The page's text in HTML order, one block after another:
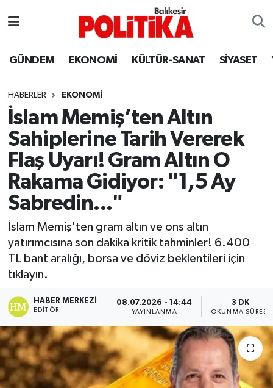
GÜNDEM EKONOMİ KÜLTÜR-SANAT SİYASET
HABERLER EKONOMİ
İslam Memiş’ten Altın
Sahiplerine Tarih Vererek
Flaş Uyarı! Gram Altın O
Rakama Gidiyor: "1,5 Ay
Sabredin..."
İslam Memiş'ten gram altın ve ons altın
yatırımcısına son dakika kritik tahminler! 6.400
TL bant aralığı, borsa ve döviz beklentileri için
tıklayın.
HABER MERKEZI
EDITÖR
08.07.2026 - 14:44
YAYINLANMA
3 DK
OKUNMA SÜRESI
Ayvalık
Bandırma
Bigadiç
BİYOGRAFİLER
Burhaniye
ÇEVRE
DÜNYA
Dursunbey
Edremit
Balıkesir Hava Durumu
Balıkesir Namaz Vakitleri
Balıkesir Trafik Yoğunluk Haritası
Süper Lig Puan Durumu ve Fikstür
Tüm Manşetler
Son Dakika Haberleri
Haber Arşivi